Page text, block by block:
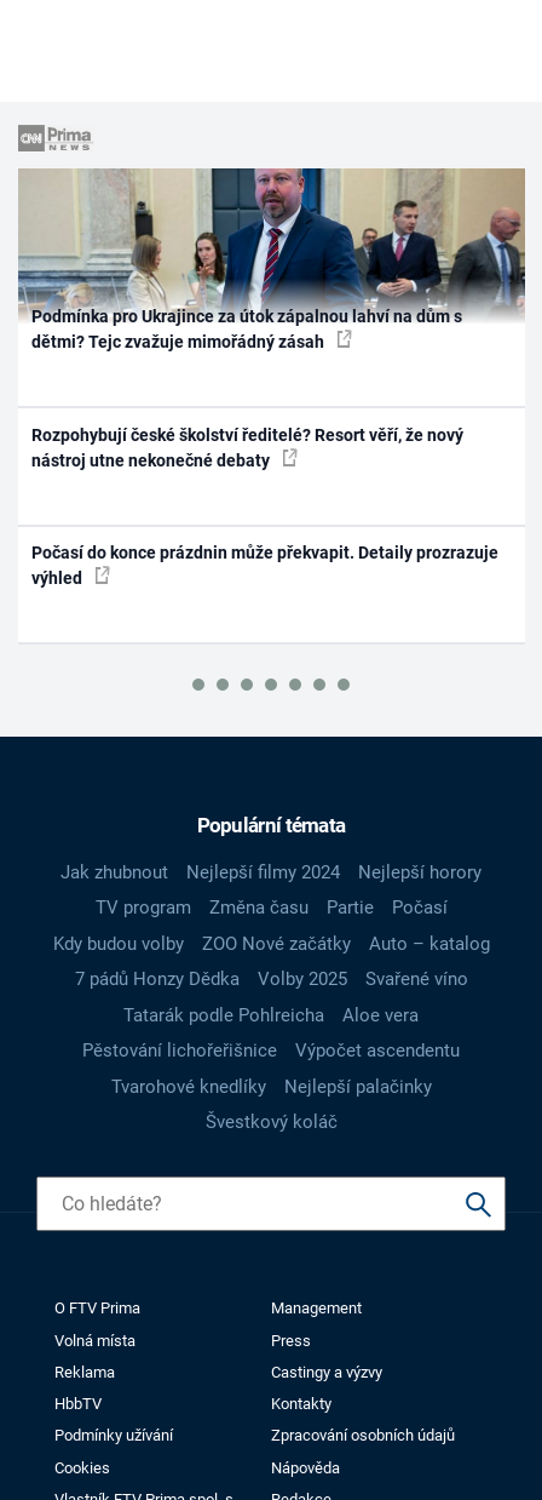
Podmínka pro Ukrajince za útok zápalnou lahví na dům s
dětmi? Tejc zvažuje mimořádný zásah
Rozpohybují české školství ředitelé? Resort věří, že nový
nástroj utne nekonečné debaty
Počasí do konce prázdnin může překvapit. Detaily prozrazuje
výhled
Populární témata
Jak zhubnout Nejlepší filmy 2024
Nejlepší horory
TV program
Změna času Partie
Počasí
Kdy budou volby
ZOO Nové začátky
Auto – katalog
7 pádů Honzy Dědka
Volby 2025
Svařené víno
Tatarák podle Pohlreicha
Aloe vera
Pěstování lichořeřišnice
Výpočet ascendentu
Tvarohové knedlíky
Nejlepší palačinky
Švestkový koláč
O FTV Prima
Management
Volná místa
Press
Reklama
Castingy a výzvy
HbbTV
Kontakty
Podmínky užívání
Zpracování osobních údajů
Cookies
Nápověda